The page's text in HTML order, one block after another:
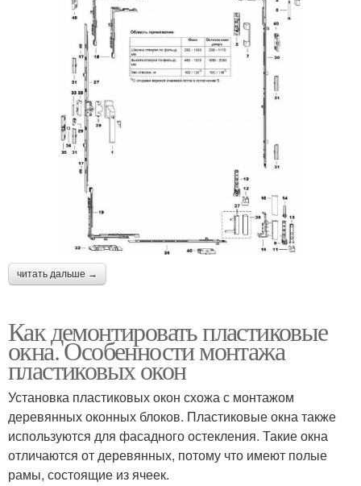
читать дальше →
Как демонтировать пластиковые
окна. Особенности монтажа
пластиковых окон
Установка пластиковых окон схожа с монтажом
деревянных оконных блоков. Пластиковые окна также
используются для фасадного остекления. Такие окна
отличаются от деревянных, потому что имеют полые
рамы, состоящие из ячеек.